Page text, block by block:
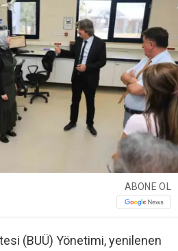
ABONE OL
(BUÜ) Yönetimi, yenilenen